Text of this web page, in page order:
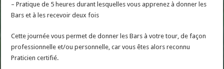
– Pratique de 5 heures durant lesquelles vous apprenez à donner les
Bars et à les recevoir deux fois
Cette journée vous permet de donner les Bars à votre tour, de façon
professionnelle et/ou personnelle, car vous êtes alors reconnu
Praticien certifié.